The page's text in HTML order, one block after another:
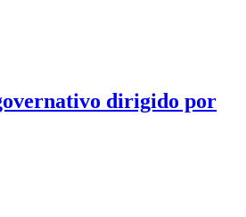
dirigido por